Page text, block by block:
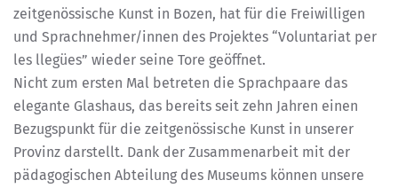
zeitgenössische Kunst in Bozen, hat für die Freiwilligen
und Sprachnehmer/innen des Projektes “Voluntariat per
les llegües” wieder seine Tore geöffnet.
Nicht zum ersten Mal betreten die Sprachpaare das
elegante Glashaus, das bereits seit zehn Jahren einen
Bezugspunkt für die zeitgenössische Kunst in unserer
Provinz darstellt. Dank der Zusammenarbeit mit der
pädagogischen Abteilung des Museums können unsere